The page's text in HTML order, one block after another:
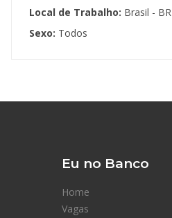
Local de Trabalho: Brasil - BR
Sexo: Todos
Eu no Banco
Home
Vagas